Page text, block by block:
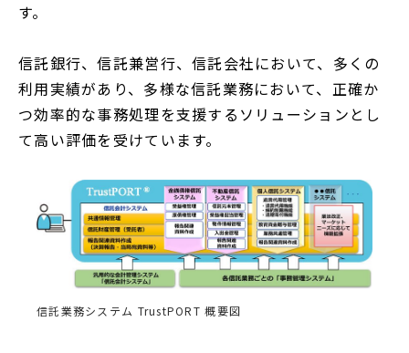
す。
信託銀行、信託兼営行、信託会社において、多くの
利用実績があり、多様な信託業務において、正確か
つ効率的な事務処理を支援するソリューションとし
て高い評価を受けています。
信託業務システム TrustPORT 概要図